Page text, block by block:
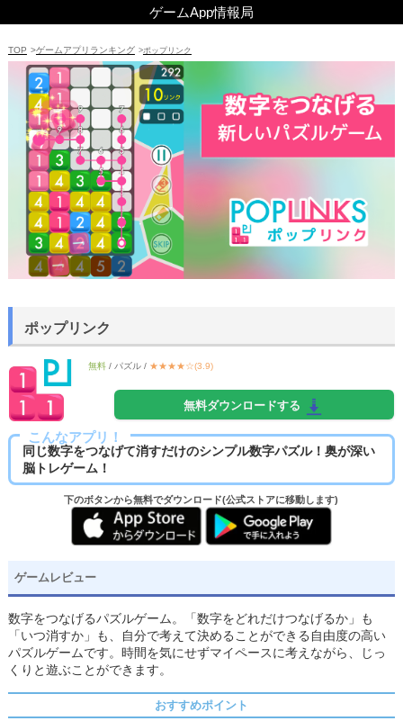
TOP >ゲームアプリランキング >ポップリンク
ポップリンク
無料/ パズル / ★★★★☆(3.9)
無料ダウンロードする
こんなアプリ！
同じ数字をつなげて消すだけのシンプル数字パズル！奥が深い
脳トレゲーム！
下のボタンから無料でダウンロード(公式ストアに移動します)
ゲームレビュー
数字をつなげるパズルゲーム。「数字をどれだけつなげるか」も
「いつ消すか」も、自分で考えて決めることができる自由度の高い
パズルゲームです。時間を気にせずマイペースに考えながら、じっ
くりと遊ぶことができます。
おすすめポイント